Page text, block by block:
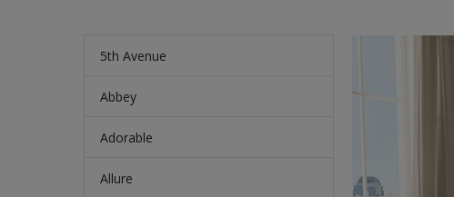
5th Avenue
Abbey
Adorable
Allure